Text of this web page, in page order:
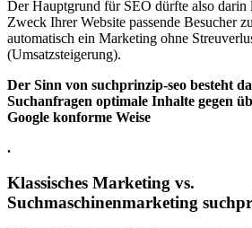
Der Hauptgrund für SEO dürfte also darin
Zweck Ihrer Website passende Besucher
automatisch ein Marketing ohne
(Umsatzsteigerung).
Der Sinn von suchprinzip-seo besteht
Suchanfragen optimale Inhalte gegen
Google konforme Weise
.
Klassisches Marketing vs.
Suchmaschinenmarketing